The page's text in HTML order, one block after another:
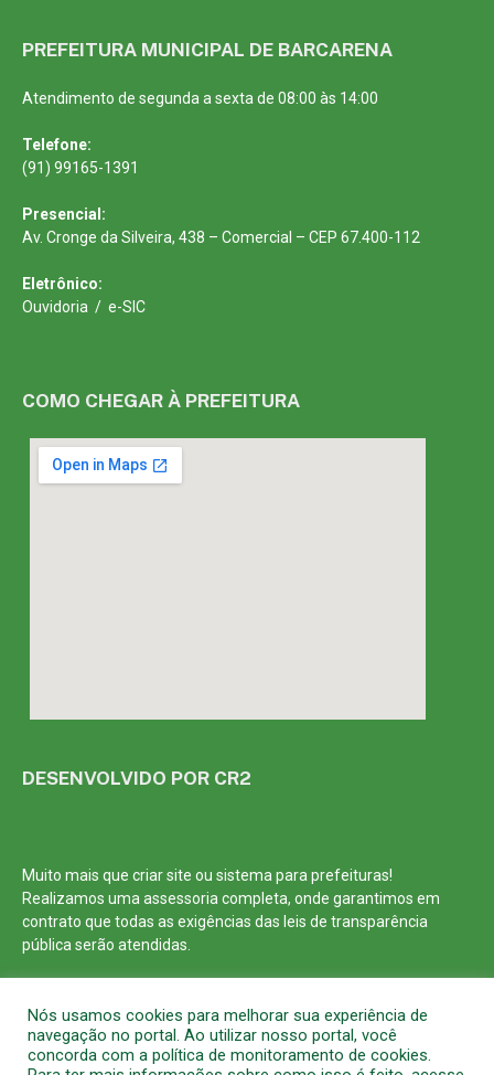
PREFEITURA MUNICIPAL DE BARCARENA
Atendimento de segunda a sexta de 08:00 às 14:00
Telefone:
(91) 99165-1391
Presencial:
Av. Cronge da Silveira, 438 – Comercial – CEP 67.400-112
Eletrônico:
Ouvidoria / e-SIC
COMO CHEGAR À PREFEITURA
DESENVOLVIDO POR CR2
Muito mais que criar site ou sistema para prefeituras!
Realizamos umaassessoriacompleta, onde garantimos em
contrato que todas as exigências das leis de transparência
públicaserão atendidas.
Nós usamos cookies para melhorar sua experiência de
navegação no portal. Ao utilizar nosso portal, você
concorda com a política de monitoramento de cookies.